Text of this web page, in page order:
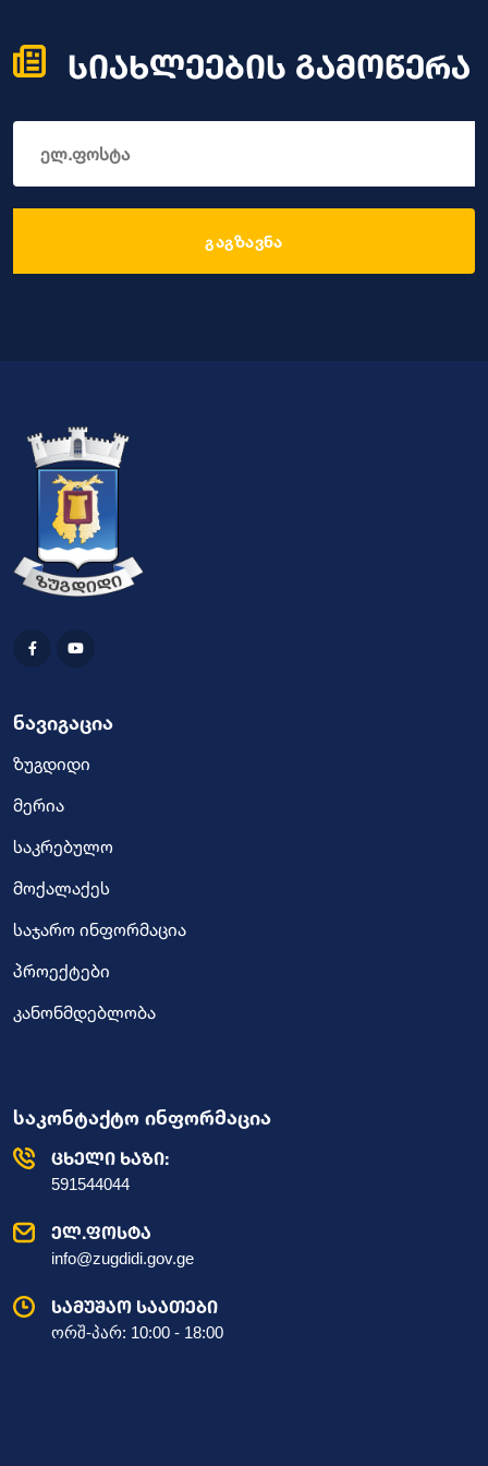
სიახლეების გამოწერა
გაგზავნა
ნავიგაცია
ზუგდიდი
მერია
საკრებულო
მოქალაქეს
საჯარო ინფორმაცია
პროექტები
კანონმდებლობა
საკონტაქტო ინფორმაცია
ცხელი ხაზი:
591544044
ელ.ფოსტა
info@zugdidi.gov.ge
სამუშაო საათები
ორშ-პარ: 10:00 - 18:00